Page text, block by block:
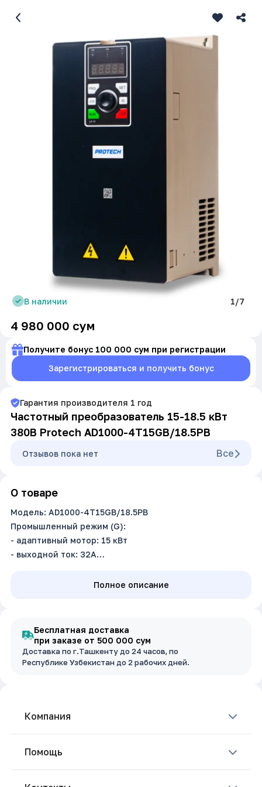
В наличии 1/7
4 980 000 сум
Получите бонус 100 000 сум при регистрации
Зарегистрироваться и получить бонус
Гарантия производителя 1 год
Частотный преобразователь 15-18.5 кВт
380В Protech AD1000-4T15GB/18.5PB
Oтзывов пока нет Все
О товаре
Модель: AD1000-4T15GB/18.5PB
Промышленный режим (G):
- адаптивный мотор: 15 кВт
- выходной ток: 32А
- адаптивный мотор: 18.5 кВт
Размер (ш.в.г): 17 х 31 х 19 см
Полное описание
Бесплатная доставка
при заказе от 500 000 сум
Доставка по г.Ташкенту до 24 часов, по
Республике Узбекистан до 2 рабочих дней.
Компания
Помощь